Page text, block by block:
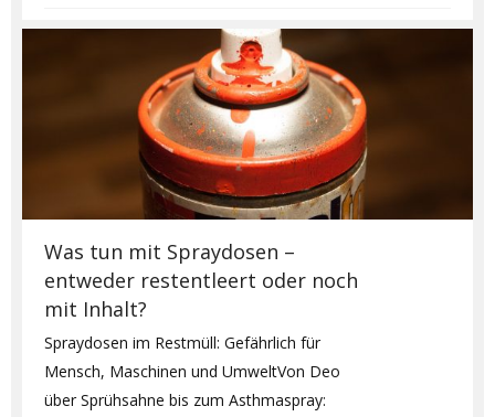
Was tun mit Spraydosen –
entweder restentleert oder noch
mit Inhalt?
Spraydosen im Restmüll: Gefährlich für
Mensch, Maschinen und UmweltVon Deo
über Sprühsahne bis zum Asthmaspray: